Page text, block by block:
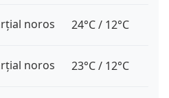
noros 24°C / 12°C
noros 23°C / 12°C